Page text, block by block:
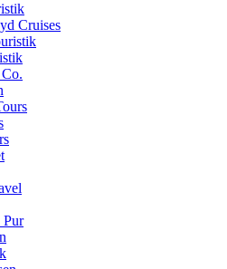
Cruises
Pur